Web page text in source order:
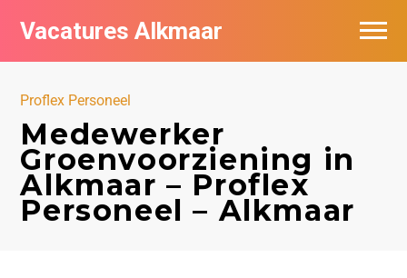
Vacatures Alkmaar
Proflex Personeel
Medewerker
Groenvoorziening in
Alkmaar – Proflex
Personeel – Alkmaar
Vacatures per bedrijf